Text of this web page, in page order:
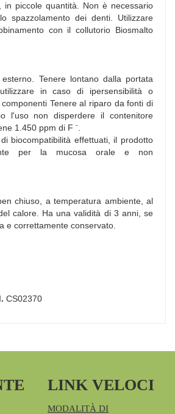
in piccole quantità. Non è necessario
spazzolamento dei denti. Utilizzare
con il collutorio Biosmalto
Tenere lontano dalla portata
in caso di ipersensibilità o
Tenere al riparo da fonti di
l'uso non disperdere il contenitore
1.450 ppm di F -
biocompatibilità effettuati, il prodotto
per la mucosa orale e non
chiuso, a temperatura ambiente, al
calore. Ha una validità di 3 anni, se
e correttamente conservato.
CS02370
LINK VELOCI
MODALITÀ DI